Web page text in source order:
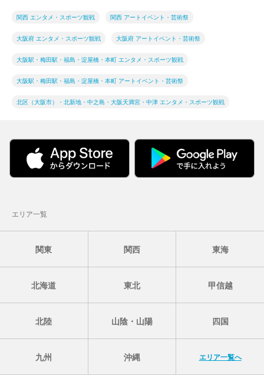
関西 エンタメ・スポーツ観戦 関西 アートイベント・芸術祭
大阪府 エンタメ・スポーツ観戦 大阪府 アートイベント・芸術祭
大阪駅・梅田駅・福島・淀屋橋・本町 エンタメ・スポーツ観戦
大阪駅・梅田駅・福島・淀屋橋・本町 アートイベント・芸術祭
北区（大阪市）・北新地・中之島・大阪天満宮・中津 エンタメ・スポーツ観戦
エリア一覧
関東 関西 東海
北海道 東北 甲信越
北陸 山陰・山陽 四国
九州 沖縄 エリア一覧へ